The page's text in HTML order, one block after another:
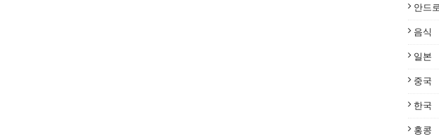
안드
음식
일본
중국
한국
홍콩